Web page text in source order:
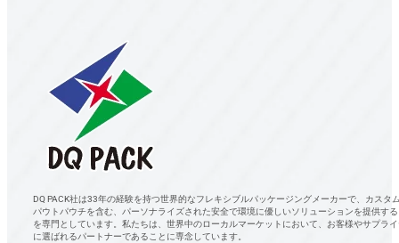
DQ PACK社は33年の経験を持つ世界的なフレキシブルパッケージングメーカーで、カスタ
パウトパウチを含む、パーソナライズされた安全で環境に優しいソリューションを提供す
を専門としています。私たちは、世界中のローカルマーケットにおいて、お客様やサプラ
に選ばれるパートナーであることに専念しています。